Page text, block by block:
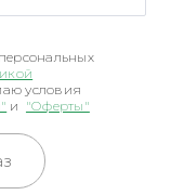
условия
и "Оферты"